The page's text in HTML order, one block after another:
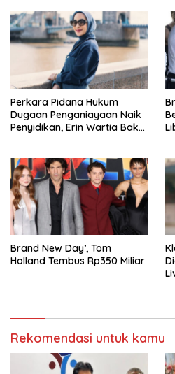
Perkara Pidana Hukum
Dugaan Penganiayaan Naik
Penyidikan, Erin Wartia Bakal
Brand New Day’, Tom
Holland Tembus Rp350 Miliar
Rekomendasi untuk kamu